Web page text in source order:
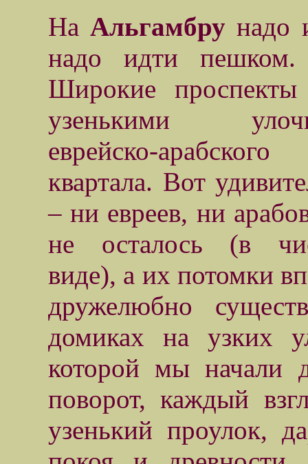
На Альгамбру надо
надо идти пешком.
Широкие
узенькими
еврейско-арабского
квартала. Вот
– ни евреев, ни
не осталось (в
виде), а их потомки
дружелюбно
домиках на узких
которой мы начали
поворот, каждый
узенький проулок,